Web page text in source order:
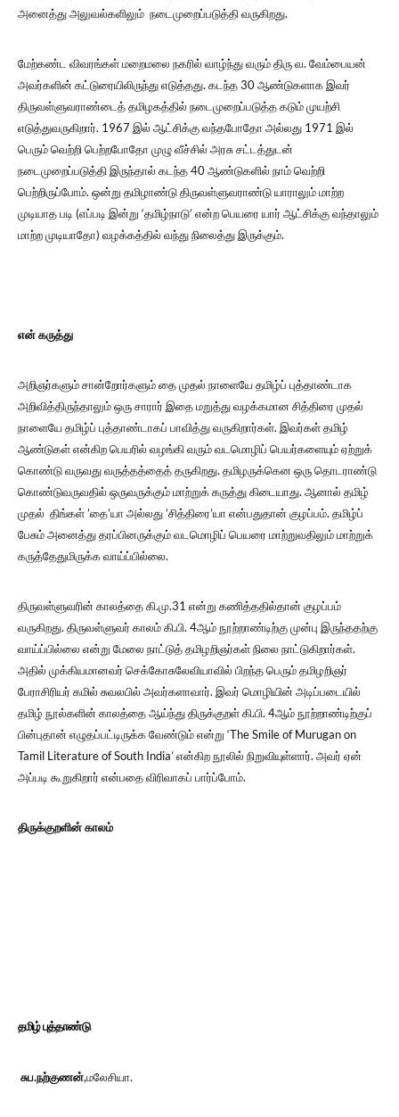
அனைத்து அலுவல்களிலும் நடைமுறைப்படுத்தி வருகிறது.
மேற்கண்ட விவரங்கள் மறைமலை நகரில் வாழ்ந்து வரும் திரு வ. வேம்பையன்
அவர்களின் கட்டுரையிலிருந்து எடுத்தது. கடந்த 30 ஆண்டுகளாக இவர்
திருவள்ளுவராண்டைத் தமிழகத்தில் நடைமுறைப்படுத்த கடும் முயற்சி
எடுத்துவருகிறார். 1967 இல் ஆட்சிக்கு வந்தபோதோ அல்லது 1971 இல்
பெரும் வெற்றி பெற்றபோதோ முழு வீச்சில் அரசு சட்டத்துடன்
நடைமுறைப்படுத்தி இருந்தால் கடந்த 40 ஆண்டுகளில் நாம் வெற்றி
பெற்றிருப்போம். ஒன்று தமிழாண்டு திருவள்ளுவராண்டு யாராலும் மாற்ற
முடியாத படி (எப்படி இன்று ‘தமிழ்நாடு’ என்ற பெயரை யார் ஆட்சிக்கு வந்தாலும்
மாற்ற முடியாதோ) வழக்கத்தில் வந்து நிலைத்து இருக்கும்.
என் கருத்து
அறிஞர்களும் சான்றோர்களும் தை முதல் நாளையே தமிழ்ப் புத்தாண்டாக
அறிவித்திருந்தாலும் ஒரு சாரார் இதை மறுத்து வழக்கமான சித்திரை முதல்
நாளையே தமிழ்ப் புத்தாண்டாகப் பாவித்து வருகிறார்கள். இவர்கள் தமிழ்
ஆண்டுகள் என்கிற பெயரில் வழங்கி வரும் வடமொழிப் பெயர்களையும் ஏற்றுக்
கொண்டு வருவது வருத்தத்தைத் தருகிறது. தமிழருக்கென ஒரு தொடராண்டு
கொண்டுவருவதில் ஒருவருக்கும் மாற்றுக் கருத்து கிடையாது. ஆனால் தமிழ்
முதல் திங்கள் ’தை’யா அல்லது ’சித்திரை’யா என்பதுதான் குழப்பம். தமிழ்ப்
பேசும் அனைத்து தரப்பினருக்கும் வடமொழிப் பெயரை மாற்றுவதிலும் மாற்றுக்
கருத்தேதுமிருக்க வாய்ப்பில்லை.
திருவள்ளுவரின் காலத்தை கி.மு.31 என்று கணித்ததில்தான் குழப்பம்
வருகிறது. திருவள்ளுவர் காலம் கி.பி. 4ஆம் நூற்றாண்டிற்கு முன்பு இருந்ததற்கு
வாய்ப்பில்லை என்று மேலை நாட்டுத் தமிழறிஞர்கள் நிலை நாட்டுகிறார்கள்.
அதில் முக்கியமானவர் செக்கோசுலேவியாவில் பிறந்த பெரும் தமிழறிஞர்
பேராசிரியர் கமில் சுவலபில் அவர்களாவார். இவர் மொழியின் அடிப்படையில்
தமிழ் நூல்களின் காலத்தை ஆய்ந்து திருக்குறள் கி.பி. 4ஆம் நூற்றாண்டிற்குப்
பின்புதான் எழுதப்பட்டிருக்க வேண்டும் என்று ‘The Smile of Murugan on
Tamil Literature of South India’ என்கிற நூலில் நிறுவியுள்ளார். அவர் ஏன்
அப்படி கூறுகிறார் என்பதை விரிவாகப் பார்ப்போம்.
திருக்குறளின் காலம்
தமிழ் புத்தாண்டு
சுப.நற்குணன்,மலேசியா.